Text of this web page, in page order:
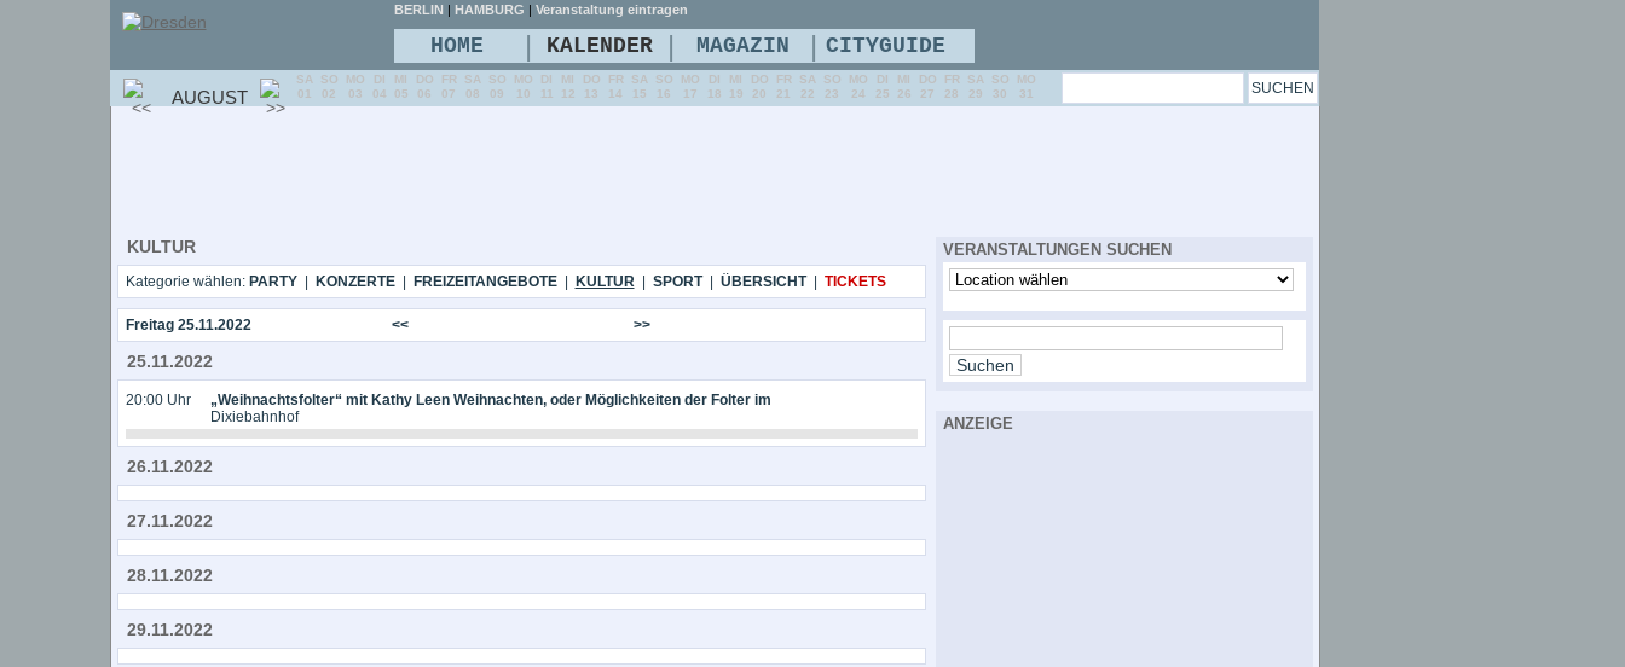
KULTUR
Kategorie wählen: PARTY| KONZERTE| FREIZEITANGEBOTE| KULTUR| SPORT| ÜBERSICHT| TICKETS
Freitag 25.11.2022 << >>
25.11.2022
20:00 Uhr
„Weihnachtsfolter“ mit Kathy Leen Weihnachten, oder Möglichkeiten der Folter im
Dixiebahnhof
26.11.2022
27.11.2022
28.11.2022
29.11.2022
VERANSTALTUNGEN SUCHEN
ANZEIGE
BERLIN | HAMBURG | Veranstaltung eintragen
HOME | KALENDER | MAGAZIN | CITYGUIDE
AUGUST
SA
01
SO
02
MO
03
DI
04
MI
05
DO
06
FR
07
SA
08
SO
09
MO
10
DI
11
MI
12
DO
13
FR
14
SA
15
SO
16
MO
17
DI
18
MI
19
DO
20
FR
21
SA
22
SO
23
MO
24
DI
25
MI
26
DO
27
FR
28
SA
29
SO
30
MO
31